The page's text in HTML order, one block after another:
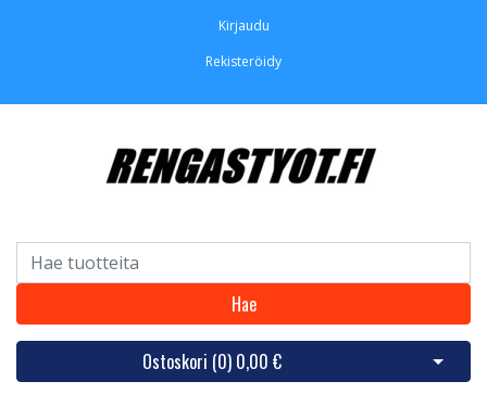
Kirjaudu
Rekisteröidy
Hae
Ostoskori (0) 0,00 € Avaa